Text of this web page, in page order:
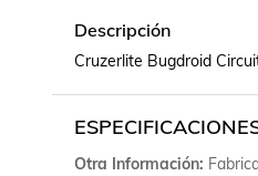
Descripción
Cruzerlite Bugdroid
Otra Información